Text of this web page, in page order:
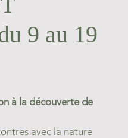
9 au 19
à la découverte de
avec la nature